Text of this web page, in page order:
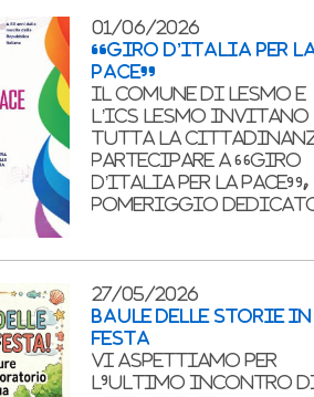
01/06/2026
“GIRO D’ITALIA PER
PACE”
Il Comune di Lesmo e
l’ICS Lesmo invitano
tutta la
partecipare a “Giro
d’Italia per la Pace”,
pomeriggio
27/05/2026
BAULE DELLE STORIE IN
FESTA
Vi aspettiamo per
l'ultimo incontro